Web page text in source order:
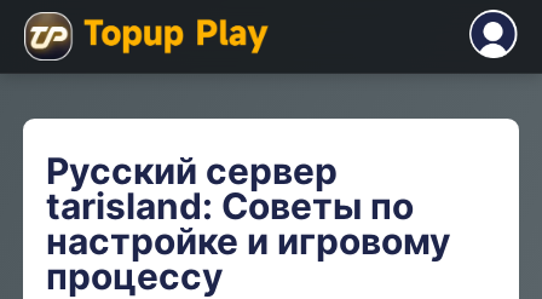
Русский сервер
tarisland: Советы по
настройке и игровому
процессу